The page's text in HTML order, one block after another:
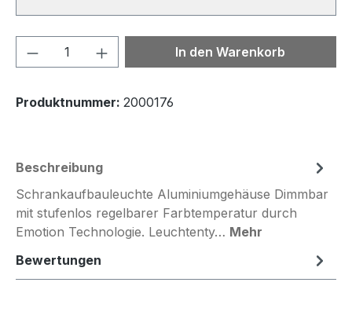
Produkt Anzahl: Gib denIn den Warenkorb
Produktnummer: 2000176
Beschreibung
Schrankaufbauleuchte Aluminiumgehäuse Dimmbar
mit stufenlos regelbarer Farbtemperatur durch
Emotion Technologie. Leuchtenty… Mehr
Bewertungen